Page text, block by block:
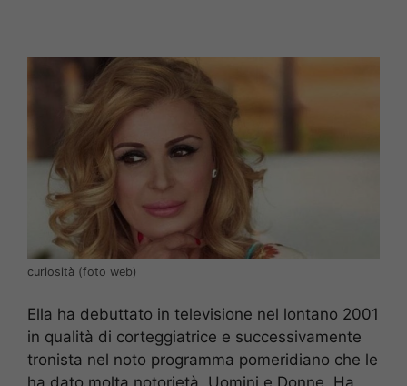
curiosità (foto web)
Ella ha debuttato in televisione nel lontano 2001
in qualità di corteggiatrice e successivamente
tronista nel noto programma pomeridiano che le